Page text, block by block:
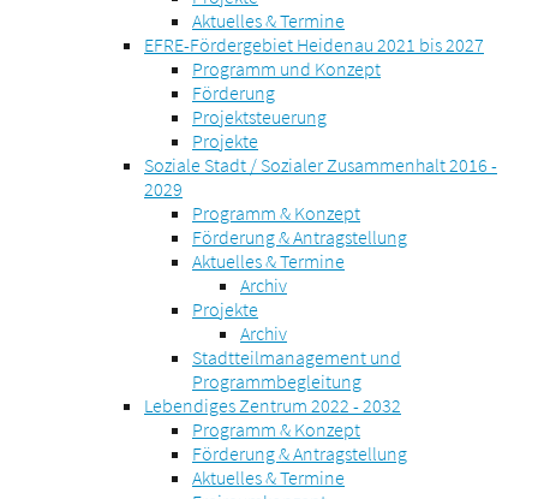
Aktuelles & Termine
EFRE-Fördergebiet Heidenau 2021 bis 2027
Programm und Konzept
Förderung
Projektsteuerung
Projekte
Soziale Stadt / Sozialer Zusammenhalt 2016 -
2029
Programm & Konzept
Förderung & Antragstellung
Aktuelles & Termine
Archiv
Projekte
Archiv
Stadtteilmanagement und
Programmbegleitung
Lebendiges Zentrum 2022 - 2032
Programm & Konzept
Förderung & Antragstellung
Aktuelles & Termine